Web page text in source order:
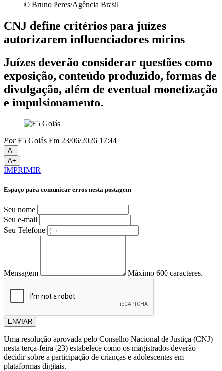
© Bruno Peres/Agência Brasil
CNJ define critérios para juízes
autorizarem influenciadores mirins
Juízes deverão considerar questões como
exposição, conteúdo produzido, formas de
divulgação, além de eventual monetização
e impulsionamento.
PorF5 Goiás Em 23/06/2026 17:44
A-
A+
IMPRIMIR
Espaço para comunicar erros nesta postagem
Seu nome
Seu e-mail
Seu Telefone
Mensagem Máximo 600 caracteres.
ENVIAR
Uma resolução aprovada pelo Conselho Nacional de Justiça (CNJ)
nesta terça-feira (23) estabelece como os magistrados deverão
decidir sobre a participação de crianças e adolescentes em
plataformas digitais.